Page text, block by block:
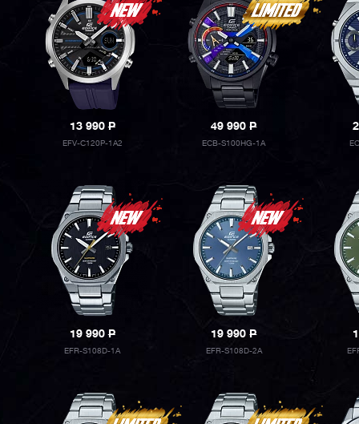
13 990P
EFV-C120P-1A2
49 990P
ECB-S100HG-1A
19 990P
EFR-S108D-1A
19 990P
EFR-S108D-2A